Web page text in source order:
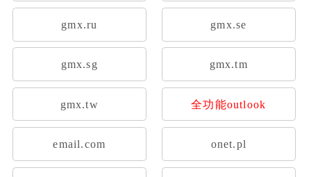
gmx.ru gmx.se
gmx.sg gmx.tm
gmx.tw 全功能outlook
email.com onet.pl